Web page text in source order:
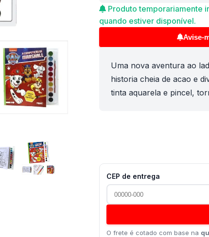
Produto temporariamente
quando estiver disponível.
Avise-
Uma nova aventura ao
historia cheia de acao e
tinta aquarela e pincel,
CEP de entrega
O frete é cotado com base na